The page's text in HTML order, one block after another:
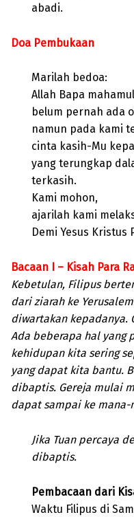
abadi.
Doa Pembukaan
Marilah bedoa:
Allah Bapa
belum pernah ada
namun pada kami
cinta kasih-Mu
yang terungkap
terkasih.
Kami mohon,
ajarilah kami
Demi Yesus Kristus
Bacaan I – Kisah Para
Kebetulan, Filipus
dari ziarah ke
diwartakan kepadanya.
Ada beberapa hal yang
kehidupan kita sering
yang dapat kita bantu.
dibaptis. Gereja mulai
dapat sampai ke mana-
Jika Tuan percaya
dibaptis.
Pembacaan dari
Waktu Filipus di